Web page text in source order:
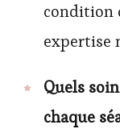
condition
expertise
Quels
chaque